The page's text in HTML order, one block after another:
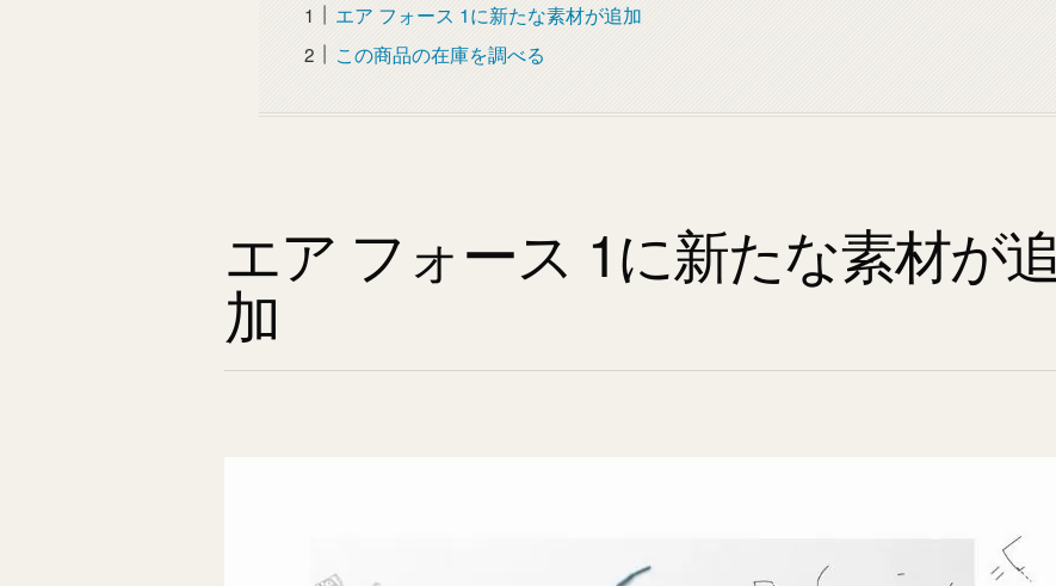
エア フォース 1に新たな素材が追加
この商品の在庫を調べる
エア フォース 1に新たな素材が追
加